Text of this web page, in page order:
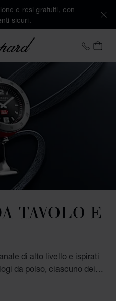
e resi gratuiti, con
sicuri.
Chopard +41
IL
TAVOLO E
di alto livello e ispirati
da polso, ciascuno dei
da uomo e da donna è